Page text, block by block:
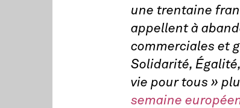
une trentaine
appellent à
commerciales et
Solidarité,
vie pour tous »
semaine